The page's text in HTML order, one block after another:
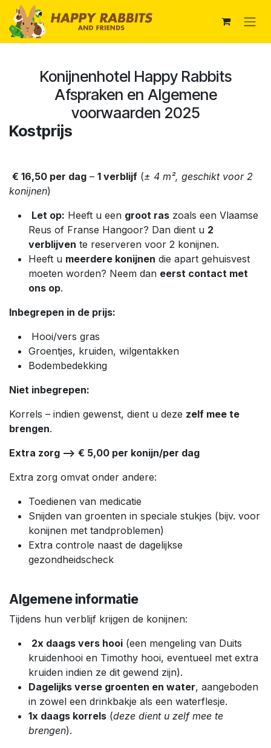
Overslaan naar inhoud
Konijnenhotel Happy Rabbits
Afspraken en Algemene
voorwaarden 2025
Kostprijs
€ 16,50 per dag – 1 verblijf (± 4 m², geschikt voor 2
konijnen)
Let op: Heeft u een groot ras zoals een Vlaamse
Reus of Franse Hangoor? Dan dient u 2
verblijven te reserveren voor 2 konijnen.
Heeft u meerdere konijnen die apart gehuisvest
moeten worden? Neem dan eerst contact met
ons op.
Inbegrepen in de prijs:
Hooi/vers gras
Groentjes, kruiden, wilgentakken
Bodembedekking
Niet inbegrepen:
Korrels – indien gewenst, dient u deze zelf mee te
brengen.
Extra zorg --> € 5,00 per konijn/per dag
Extra zorg omvat onder andere:
Toedienen van medicatie
Snijden van groenten in speciale stukjes (bijv. voor
konijnen met tandproblemen)
Extra controle naast de dagelijkse
gezondheidscheck
Algemene informatie
Tijdens hun verblijf krijgen de konijnen:
2x daags vers hooi (een mengeling van Duits
kruidenhooi en Timothy hooi, eventueel met extra
kruiden indien ze dit gewend zijn).
Dagelijks verse groenten en water, aangeboden
in zowel een drinkbakje als een waterflesje.
1x daags korrels (deze dient u zelf mee te
brengen).